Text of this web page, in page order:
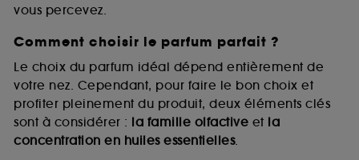
vous percevez.
Comment choisir le parfum parfait ?
Le choix du parfum idéal dépend entièrement de
votre nez. Cependant, pour faire le bon choix et
profiter pleinement du produit, deux éléments clés
sont à considérer : la famille olfactive et la
concentration en huiles essentielles.
A l'exception des cookies techniques, le dépôt et la
lecture de ces traceurs requiert votre accord. Vous
pouvez personnaliser vos choix concernant le dépôt
de ces cookies grâce au bouton "personnaliser mes
choix" ci-dessous ou décider de "tout accepter".
Sephora pourra associer les informations de
navigation collectées par ces Cookies, pour les